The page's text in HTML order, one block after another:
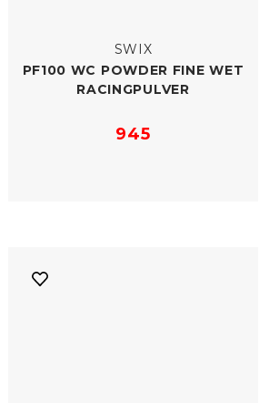
SWIX
PF100 WC POWDER FINE WET
RACINGPULVER
945